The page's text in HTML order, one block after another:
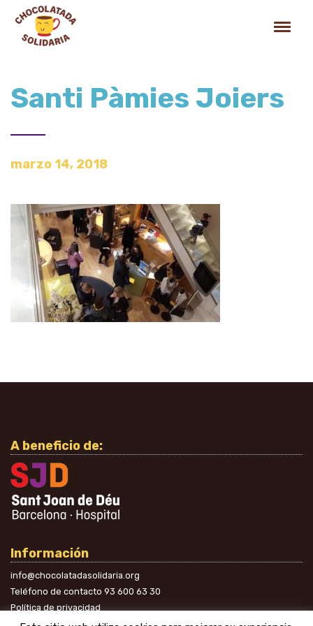
Santi Pàmies Joiers
marzo 14, 2018
A beneficio de:
Información
info@chocolatadasolidaria.org
Teléfono de contacto 93 600 63 30
Política de privacidad